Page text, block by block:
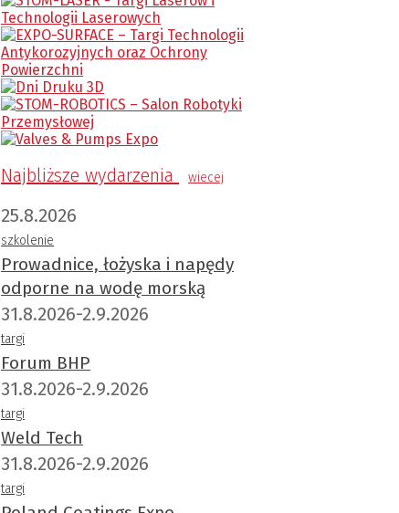
Najbliższe wydarzenia wiecej
25.8.2026
szkolenie
Prowadnice, łożyska i napędy
odporne na wodę morską
31.8.2026-2.9.2026
targi
Forum BHP
31.8.2026-2.9.2026
targi
Weld Tech
31.8.2026-2.9.2026
targi